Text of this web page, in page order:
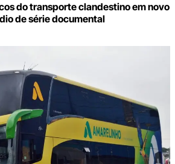
do transporte clandestino em novo
de série documental